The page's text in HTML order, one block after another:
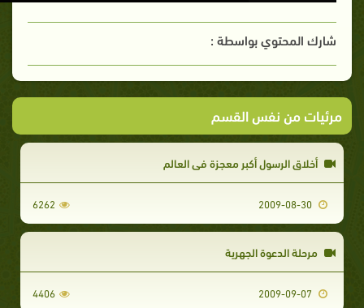
شارك المحتوي بواسطة :
مرئيات من نفس القسم
أخلاق الرسول أكبر معجزة في العالم
6262
مرحلة الدعوة الجهرية
4406